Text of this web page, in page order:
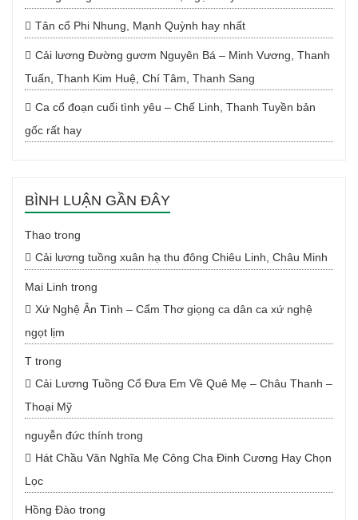
Tân cổ Phi Nhung, Mạnh Quỳnh hay nhất
Cải lương Đường gươm Nguyên Bá – Minh Vương, Thanh
Tuấn, Thanh Kim Huệ, Chí Tâm, Thanh Sang
Ca cổ đoạn cuối tình yêu – Chế Linh, Thanh Tuyền bản
gốc rất hay
BÌNH LUẬN GẦN ĐÂY
Thao trong
Cải lương tuồng xuân hạ thu đông Chiêu Linh, Châu Minh
Mai Linh trong
Xứ Nghệ Ân Tình – Cẩm Thơ giọng ca dân ca xứ nghệ
ngọt lịm
T trong
Cải Lương Tuồng Cổ Đưa Em Về Quê Mẹ – Châu Thanh –
Thoại Mỹ
nguyễn đức thính trong
Hát Chầu Văn Nghĩa Mẹ Công Cha Đinh Cương Hay Chọn
Lọc
Hồng Đào trong